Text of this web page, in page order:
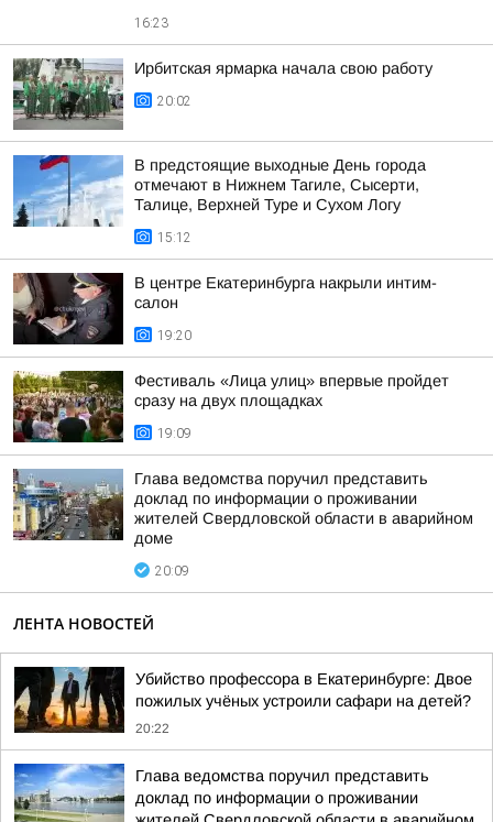
16:23
Ирбитская ярмарка начала свою работу
20:02
В предстоящие выходные День города
отмечают в Нижнем Тагиле, Сысерти,
Талице, Верхней Туре и Сухом Логу
15:12
В центре Екатеринбурга накрыли интим-
салон
19:20
Фестиваль «Лица улиц» впервые пройдет
сразу на двух площадках
19:09
Глава ведомства поручил представить
доклад по информации о проживании
жителей Свердловской области в аварийном
доме
20:09
ЛЕНТА НОВОСТЕЙ
Убийство профессора в Екатеринбурге: Двое
пожилых учёных устроили сафари на детей?
20:22
Глава ведомства поручил представить
доклад по информации о проживании